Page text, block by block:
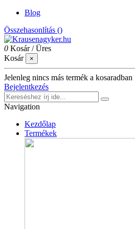
Blog
Összehasonlítás ()
0 Kosár /Üres
Kosár
×
Jelenleg nincs más termék a kosaradban
Bejelentkezés
Navigation
Kezdőlap
Termékek